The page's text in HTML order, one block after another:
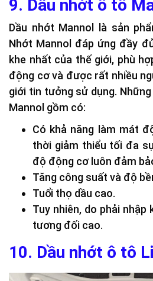
9. Dầu nhớt ô tô
Dầu nhớt Mannol là sản
Nhớt Mannol đáp ứng đầy
khe nhất của thế giới, phù
động cơ và được rất nhiều
giới tin tưởng sử dụng.
Mannol gồm có:
Có khả năng làm mát
thời giảm thiểu tối đa
độ động cơ luôn đảm
Tăng công suất và độ
Tuổi thọ dầu cao.
Tuy nhiên, do phải nhập
tương đối cao.
10. Dầu nhớt ô tô